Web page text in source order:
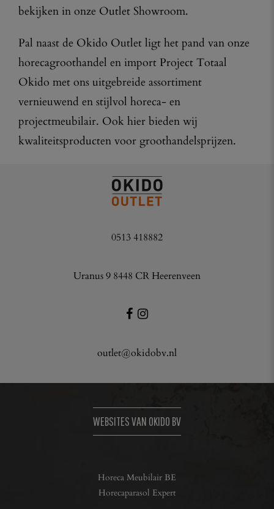
bekijken in onze Outlet Showroom.
Pal naast de Okido Outlet ligt het pand van onze
horecagroothandel en import Project Totaal
Okido met ons uitgebreide assortiment
vernieuwend en stijlvol horeca- en
projectmeubilair. Ook hier bieden wij
kwaliteitsproducten voor groothandelsprijzen.
0513 418882
Uranus 9 8448 CR Heerenveen
outlet@okidobv.nl
WEBSITES VAN OKIDO BV
Horeca Meubilair BE
Horecaparasol Expert